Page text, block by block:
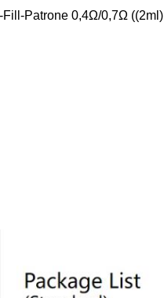
Fill-Patrone 0,4Ω/0,7Ω ((2ml)